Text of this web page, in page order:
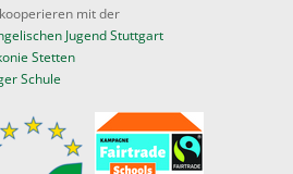
mit der
Jugend Stuttgart
Stetten
Schule